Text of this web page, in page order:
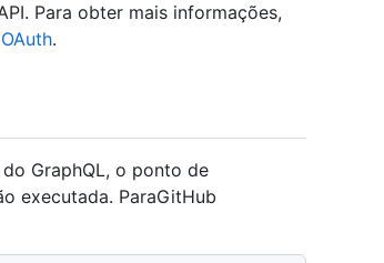
Para obter mais informações,
.
GraphQL, o ponto de
executada. ParaGitHub